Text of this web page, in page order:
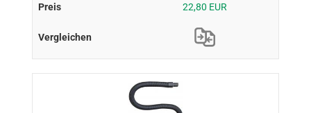
22,80 EUR